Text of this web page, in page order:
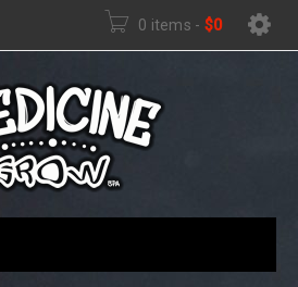
0 items - $0